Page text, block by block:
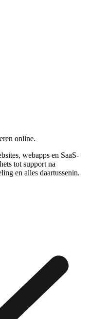
online.
webapps en SaaS-
tot support na
en alles daartussenin.